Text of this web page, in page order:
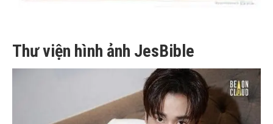
Thư viện hình ảnh JesBible